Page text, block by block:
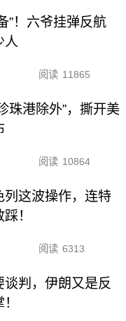
”！六爷挂弹反航
人
阅读 11865
珠港除外”，撕开美
阅读 10864
列这波操作，连特
！
阅读 6313
谈判，伊朗又是反